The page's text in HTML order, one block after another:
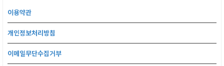
이용약관
개인정보처리방침
이메일무단수집거부